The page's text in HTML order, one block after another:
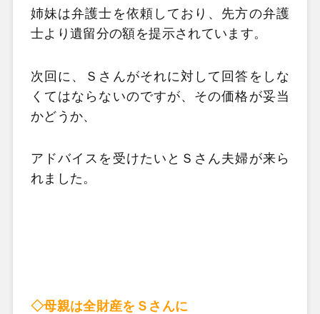
姉妹は弁護士を依頼しており、先方の弁護
士より遺留分の額を提示されています。
次回に、Ｓさんがそれに対して回答をしな
くてはならないのですが、その価格が妥当
かどうか、
アドバイスを受けたいとＳさん夫婦が来ら
れました。
◇母親は全財産をＳさんに